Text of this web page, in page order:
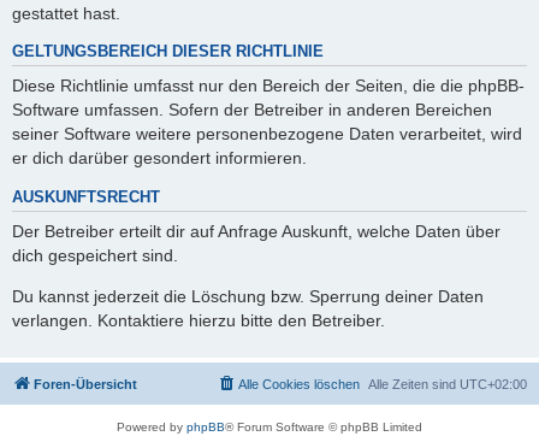
gestattet hast.
GELTUNGSBEREICH DIESER RICHTLINIE
Diese Richtlinie umfasst nur den Bereich der Seiten, die die phpBB-
Software umfassen. Sofern der Betreiber in anderen Bereichen
seiner Software weitere personenbezogene Daten verarbeitet, wird
er dich darüber gesondert informieren.
AUSKUNFTSRECHT
Der Betreiber erteilt dir auf Anfrage Auskunft, welche Daten über
dich gespeichert sind.
Du kannst jederzeit die Löschung bzw. Sperrung deiner Daten
verlangen. Kontaktiere hierzu bitte den Betreiber.
Foren-Übersicht Alle Zeiten sind UTC+02:00
Alle Cookies löschen
Powered by phpBB® Forum Software © phpBB Limited